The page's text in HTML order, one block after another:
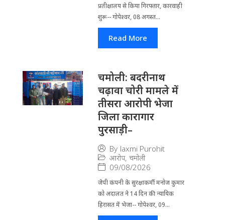
प्रतीक्षालय से किया गिरफ्तार, कारवाही
शुरू-- गोपेश्वर, 08 अगस्त...
Read More
चमोली: बदरीनाथ
चढ़ावा चोरी मामले में
तीसरा आरोपी भेजा
जिला कारागार
पुरसाड़ी–
By laxmi Purohit
आरोप, चमोली
09/08/2026
जेपी कंपनी के सुरक्षाकर्मी मनोज कुमार
को अदालत ने 14 दिन की न्यायिक
हिरासत में भेजा-- गोपेश्वर, 09...